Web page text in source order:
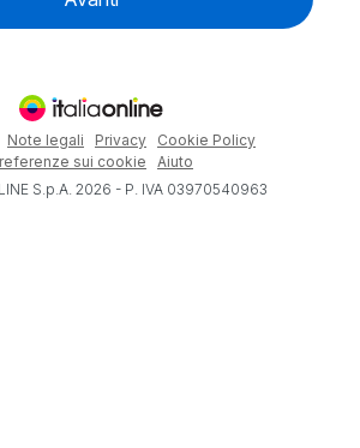
Note legali Privacy
Cookie Policy
sui cookie
Aiuto
S.p.A. 2026 - P. IVA 03970540963